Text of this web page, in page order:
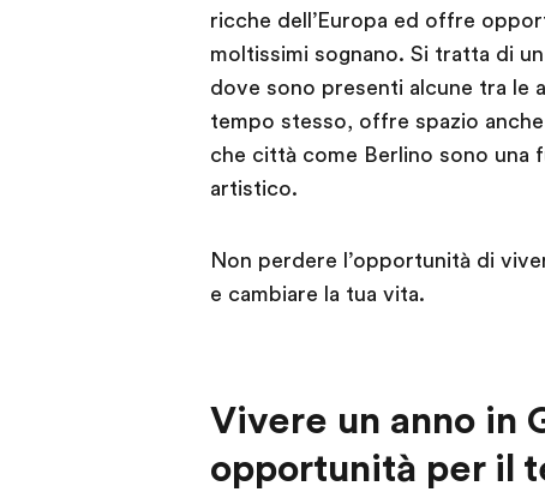
ricche dell’Europa ed offre
moltissimi sognano. Si tratta di
dove sono presenti alcune tra le
tempo stesso, offre spazio
che città come Berlino sono
artistico.
Non perdere l’opportunità di
e cambiare la tua vita.
Vivere un anno in
opportunità per il